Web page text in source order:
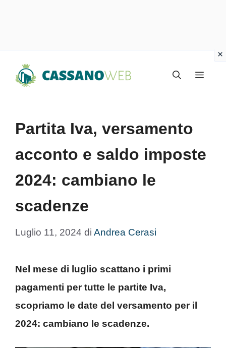
Menu
Partita Iva, versamento
acconto e saldo imposte
2024: cambiano le
scadenze
Luglio 11, 2024 di Andrea Cerasi
Nel mese di luglio scattano i primi
pagamenti per tutte le partite Iva,
scopriamo le date del versamento per il
2024: cambiano le scadenze.